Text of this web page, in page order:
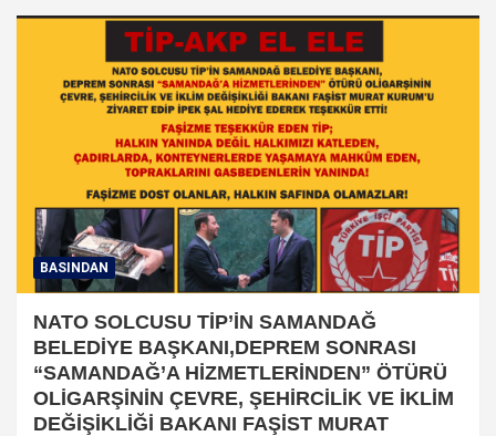
BASINDAN
NATO SOLCUSU TİP’İN SAMANDAĞ
BELEDİYE BAŞKANI,DEPREM SONRASI
“SAMANDAĞ’A HİZMETLERİNDEN” ÖTÜRÜ
OLİGARŞİNİN ÇEVRE, ŞEHİRCİLİK VE İKLİM
DEĞİŞİKLİĞİ BAKANI FAŞİST MURAT